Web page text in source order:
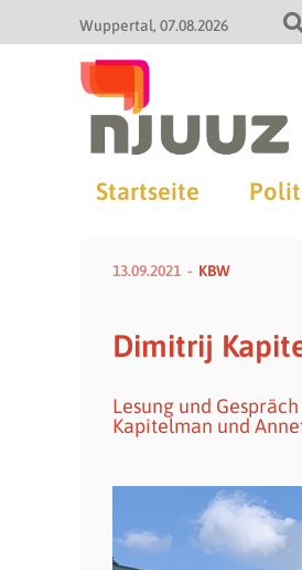
Wuppertal 07.08.2026
Startseite
13.09.2021 KBW
Dimitrij
Lesung und
Kapitelman und